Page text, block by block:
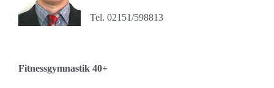
Tel. 02151/598813
Fitnessgymnastik 40+